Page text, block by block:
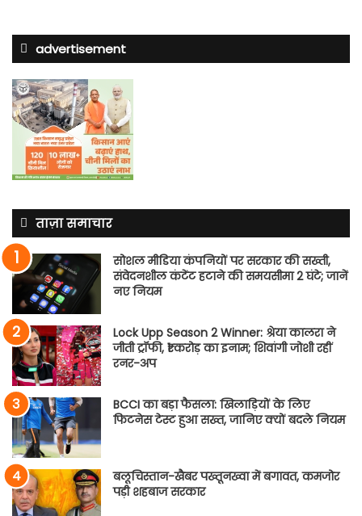
advertisement
ताज़ा समाचार
सोशल मीडिया कंपनियों पर सरकार की सख्ती,
संवेदनशील कंटेंट हटाने की समयसीमा 2 घंटे; जानें
नए नियम
Lock Upp Season 2 Winner: श्रेया कालरा ने
जीती ट्रॉफी, ₹1 करोड़ का इनाम; शिवांगी जोशी रहीं
रनर-अप
BCCI का बड़ा फैसला: खिलाड़ियों के लिए
फिटनेस टेस्ट हुआ सख्त, जानिए क्यों बदले नियम
बलूचिस्तान-खैबर पख्तूनख्वा में बगावत, कमजोर
पड़ी शहबाज सरकार